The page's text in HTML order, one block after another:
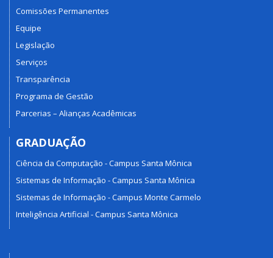
Comissões Permanentes
Equipe
Legislação
Serviços
Transparência
Programa de Gestão
Parcerias – Alianças Acadêmicas
GRADUAÇÃO
Ciência da Computação - Campus Santa Mônica
Sistemas de Informação - Campus Santa Mônica
Sistemas de Informação - Campus Monte Carmelo
Inteligência Artificial - Campus Santa Mônica